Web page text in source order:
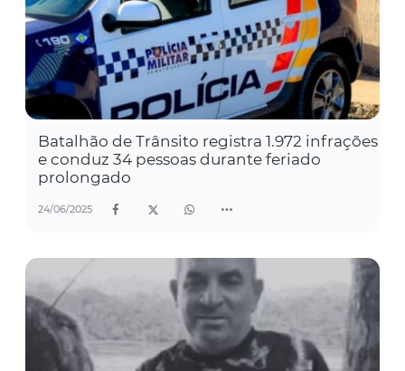
Batalhão de Trânsito registra 1.972 infrações
e conduz 34 pessoas durante feriado
prolongado
24/06/2025